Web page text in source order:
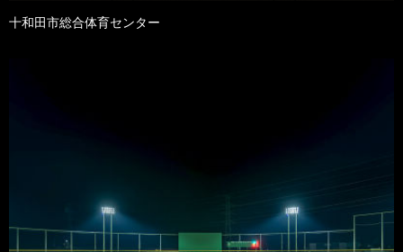
十和田市総合体育センター